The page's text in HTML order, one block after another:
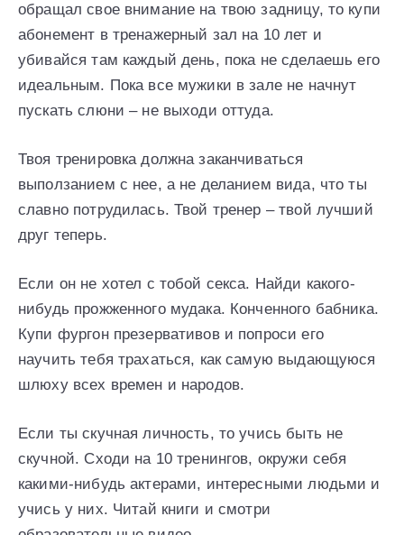
обращал свое внимание на твою задницу, то купи
абонемент в тренажерный зал на 10 лет и
убивайся там каждый день, пока не сделаешь его
идеальным. Пока все мужики в зале не начнут
пускать слюни – не выходи оттуда.
Твоя тренировка должна заканчиваться
выползанием с нее, а не деланием вида, что ты
славно потрудилась. Твой тренер – твой лучший
друг теперь.
Если он не хотел с тобой секса. Найди какого-
нибудь прожженного мудака. Конченного бабника.
Купи фургон презервативов и попроси его
научить тебя трахаться, как самую выдающуюся
шлюху всех времен и народов.
Если ты скучная личность, то учись быть не
скучной. Сходи на 10 тренингов, окружи себя
какими-нибудь актерами, интересными людьми и
учись у них. Читай книги и смотри